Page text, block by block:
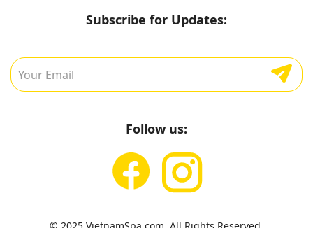
Subscribe for Updates:
Follow us: